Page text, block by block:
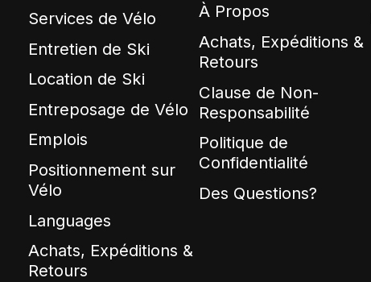
Services de Vélo
Entretien de Ski
Location de Ski
Entreposage de Vélo
Emplois
Positionnement sur
Vélo
Languages
Achats, Expéditions &
Retours
À Propos
Achats, Expéditions &
Retours
Clause de Non-
Responsabilité
Politique de
Confidentialité
Des Questions?